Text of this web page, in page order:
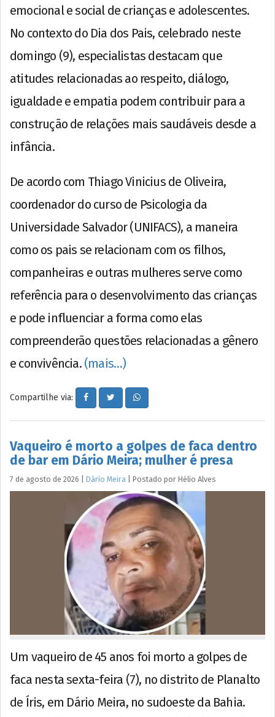
emocional e social de crianças e adolescentes.
No contexto do Dia dos Pais, celebrado neste
domingo (9), especialistas destacam que
atitudes relacionadas ao respeito, diálogo,
igualdade e empatia podem contribuir para a
construção de relações mais saudáveis desde a
infância.
De acordo com Thiago Vinicius de Oliveira,
coordenador do curso de Psicologia da
Universidade Salvador (UNIFACS), a maneira
como os pais se relacionam com os filhos,
companheiras e outras mulheres serve como
referência para o desenvolvimento das crianças
e pode influenciar a forma como elas
compreenderão questões relacionadas a gênero
e convivência. (mais…)
Compartilhe via:
Vaqueiro é morto a golpes de faca dentro
de bar em Dário Meira; mulher é presa
7 de agosto de 2026 Dário Meira Postado por Hélio Alves
Um vaqueiro de 45 anos foi morto a golpes de
faca nesta sexta-feira (7), no distrito de Planalto
de Íris, em Dário Meira, no sudoeste da Bahia.